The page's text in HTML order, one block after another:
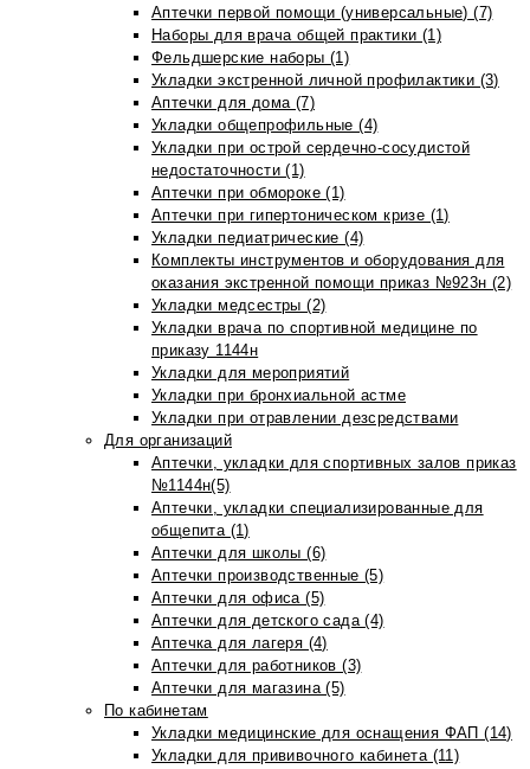
Аптечки первой помощи (универсальные) (7)
Наборы для врача общей практики (1)
Фельдшерские наборы (1)
Укладки экстренной личной профилактики (3)
Аптечки для дома (7)
Укладки общепрофильные (4)
Укладки при острой сердечно-сосудистой
недостаточности (1)
Аптечки при обмороке (1)
Аптечки при гипертоническом кризе (1)
Укладки педиатрические (4)
Комплекты инструментов и оборудования для
оказания экстренной помощи приказ №923н (2)
Укладки медсестры (2)
Укладки врача по спортивной медицине по
приказу 1144н
Укладки для мероприятий
Укладки при бронхиальной астме
Укладки при отравлении дезсредствами
Для организаций
Аптечки, укладки для спортивных залов приказ
№1144н(5)
Аптечки, укладки специализированные для
общепита (1)
Аптечки для школы (6)
Аптечки производственные (5)
Аптечки для офиса (5)
Аптечки для детского сада (4)
Аптечка для лагеря (4)
Аптечки для работников (3)
Аптечки для магазина (5)
По кабинетам
Укладки медицинские для оснащения ФАП (14)
Укладки для прививочного кабинета (11)